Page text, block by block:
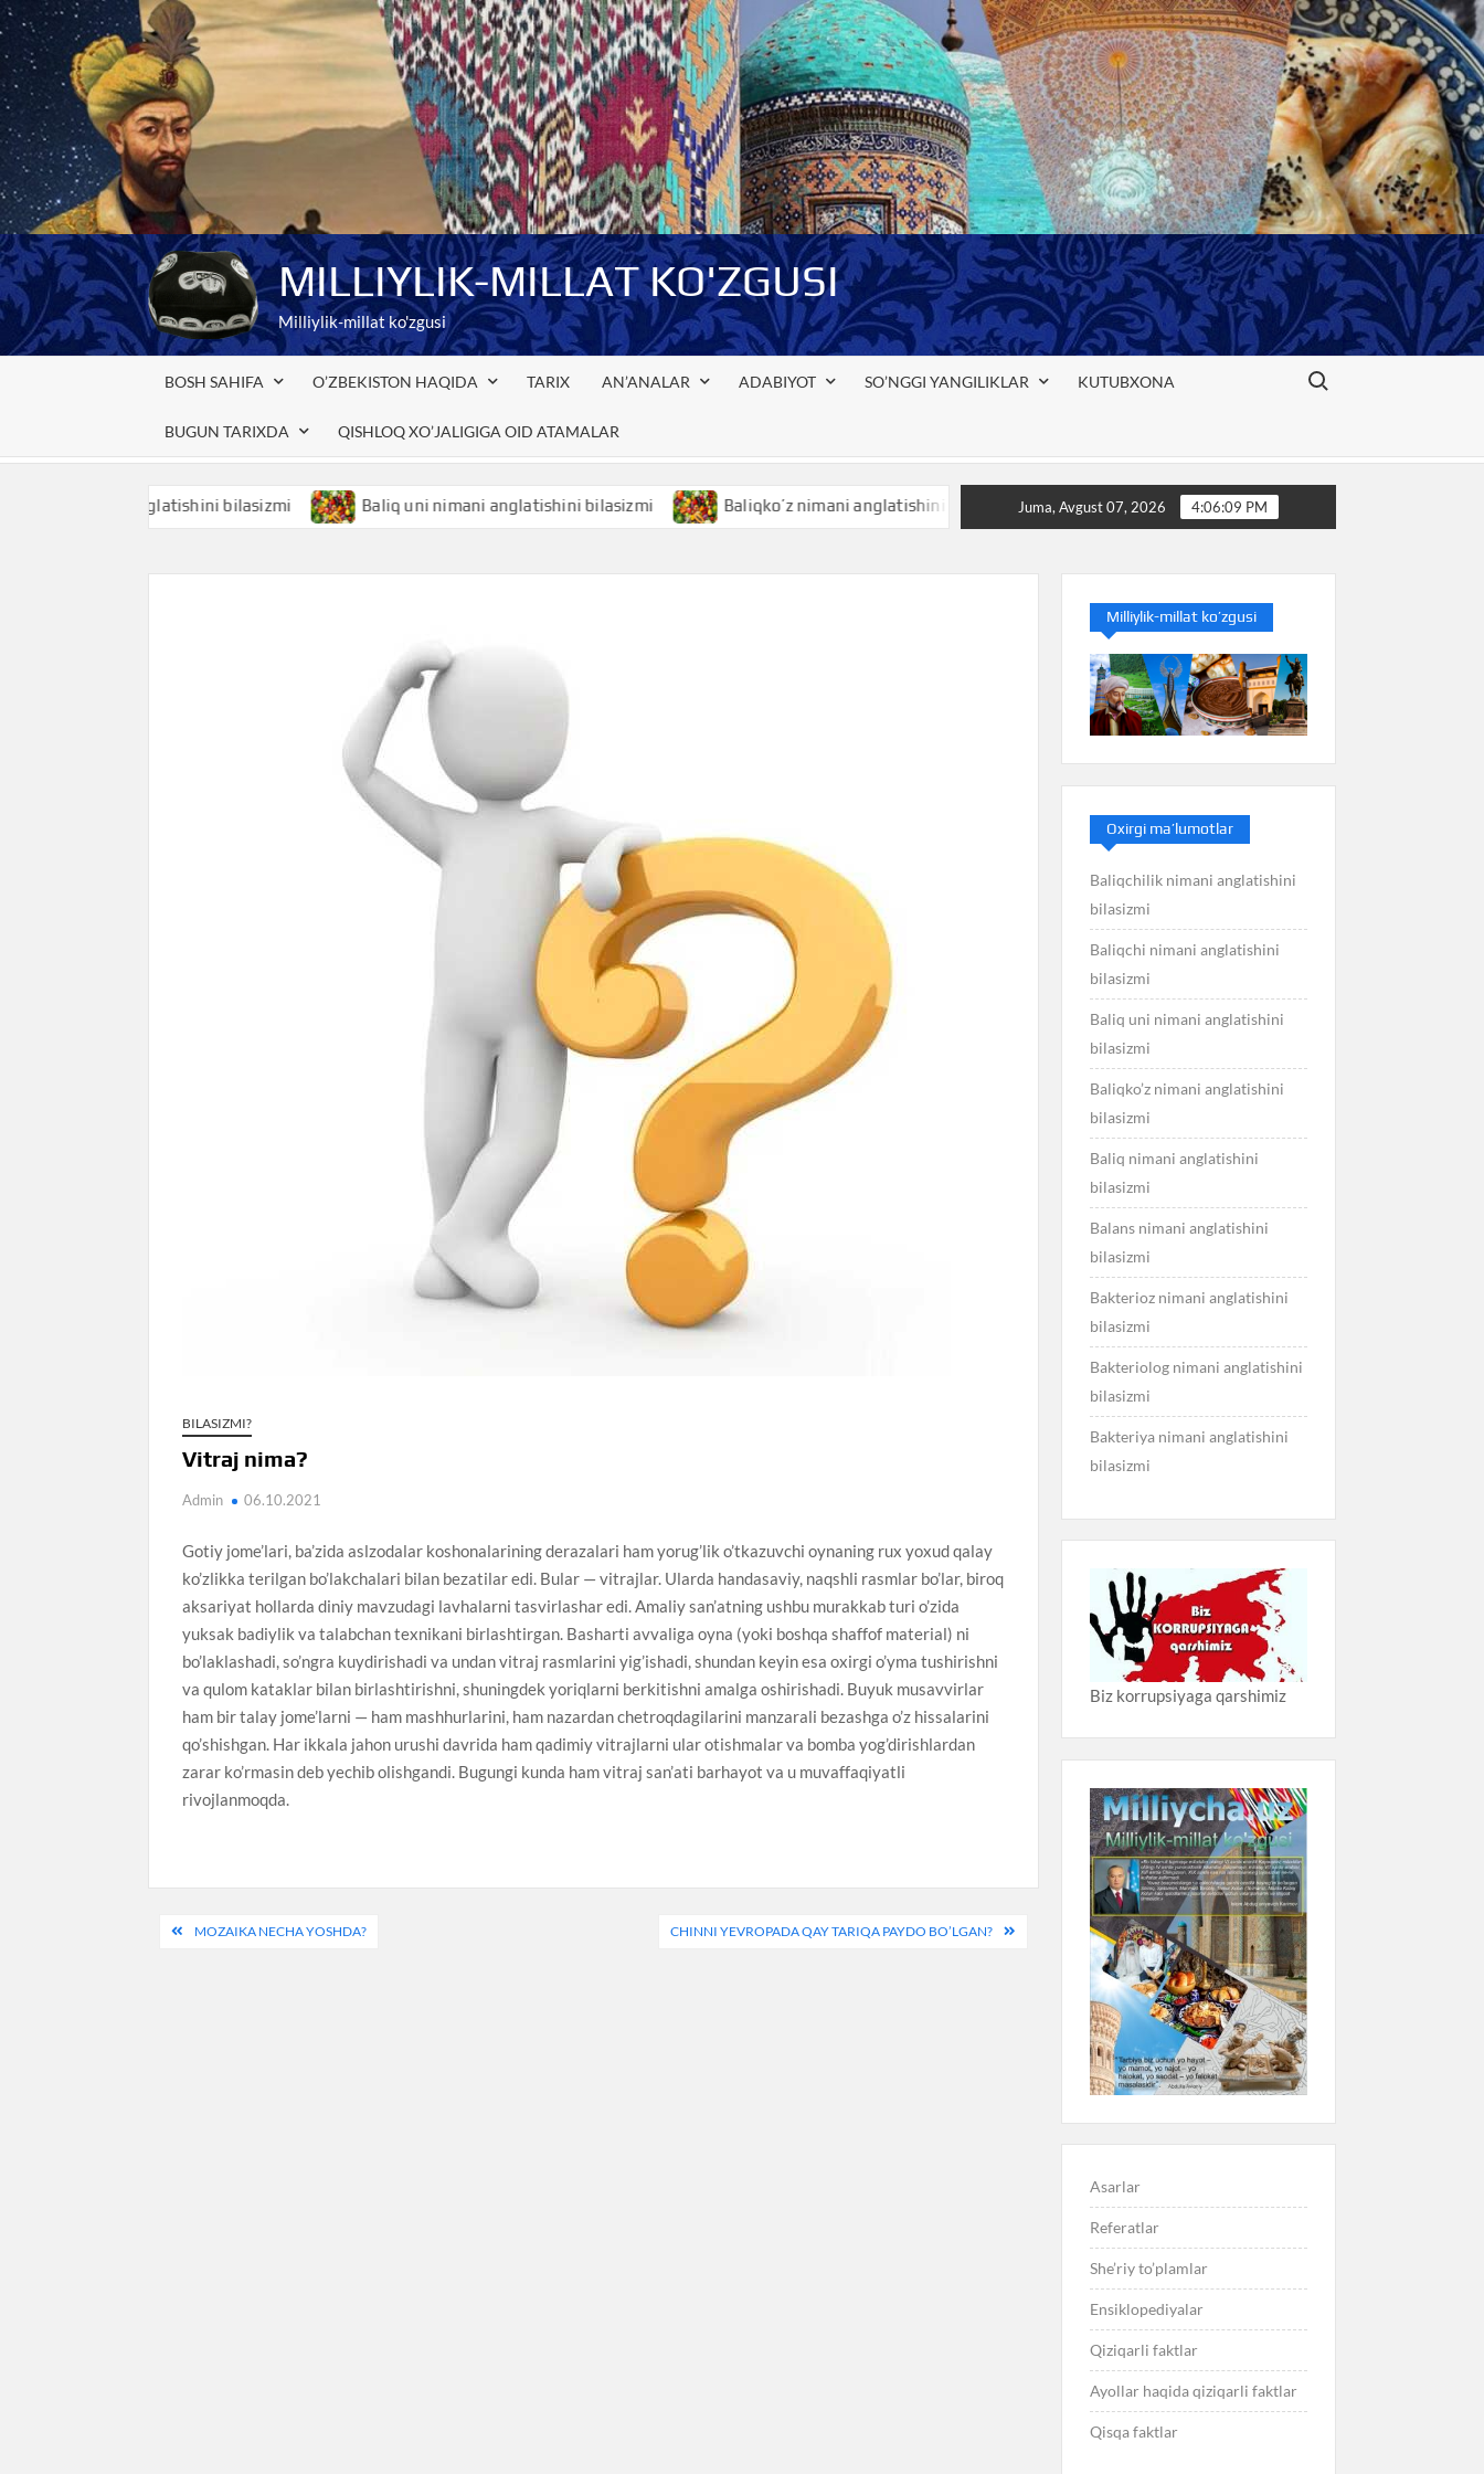
Skip
to
content
MILLIYLIK-MILLAT KO'ZGUSI
Milliylik-millat ko'zgusi
BOSH SAHIFA O’ZBEKISTON HAQIDA TARIX AN’ANALAR ADABIYOT SO’NGGI YANGILIKLAR KUTUBXONA
BUGUN TARIXDA QISHLOQ XO’JALIGIGA OID ATAMALAR
Search for:
nimani anglatishini bilasizmi Baliq uni nimani anglatishini bilasizmi Baliqko’z nimani anglatishini bilasizmi Baliq nimani anglatishini bilasizmi
Juma, Avgust 07, 2026 4:06:09 PM
BILASIZMI?
Vitraj nima?
Admin 06.10.2021
Gotiy jome’lari, ba’zida aslzodalar koshonalarining derazalari ham yorug’lik o’tkazuvchi oynaning rux yoxud qalay
ko’zlikka terilgan bo’lakchalari bilan bezatilar edi. Bular — vitrajlar. Ularda handasaviy, naqshli rasmlar bo’lar, biroq
aksariyat hollarda diniy mavzudagi lavhalarni tasvirlashar edi. Amaliy san’atning ushbu murakkab turi o’zida
yuksak badiylik va talabchan texnikani birlashtirgan. Basharti avvaliga oyna (yoki boshqa shaffof material) ni
bo’laklashadi, so’ngra kuydirishadi va undan vitraj rasmlarini yig’ishadi, shundan keyin esa oxirgi o’yma tushirishni
va qulom kataklar bilan birlashtirishni, shuningdek yoriqlarni berkitishni amalga oshirishadi. Buyuk musavvirlar
ham bir talay jome’larni — ham mashhurlarini, ham nazardan chetroqdagilarini manzarali bezashga o’z hissalarini
qo’shishgan. Har ikkala jahon urushi davrida ham qadimiy vitrajlarni ular otishmalar va bomba yog’dirishlardan
zarar ko’rmasin deb yechib olishgandi. Bugungi kunda ham vitraj san’ati barhayot va u muvaffaqiyatli
rivojlanmoqda.
PostMOZAIKA NECHA YOSHDA? CHINNI YEVROPADA QAY TARIQA PAYDO BO’LGAN?
Milliylik-millat ko’zgusi
Oxirgi ma’lumotlar
Baliqchilik nimani anglatishini
bilasizmi
Baliqchi nimani anglatishini
bilasizmi
Baliq uni nimani anglatishini
bilasizmi
Baliqko’z nimani anglatishini
bilasizmi
Baliq nimani anglatishini
bilasizmi
Balans nimani anglatishini
bilasizmi
Bakterioz nimani anglatishini
bilasizmi
Bakteriolog nimani anglatishini
bilasizmi
Bakteriya nimani anglatishini
bilasizmi
Biz korrupsiyaga qarshimiz
Asarlar
Referatlar
She’riy to’plamlar
Ensiklopediyalar
Qiziqarli faktlar
Ayollar haqida qiziqarli faktlar
Qisqa faktlar